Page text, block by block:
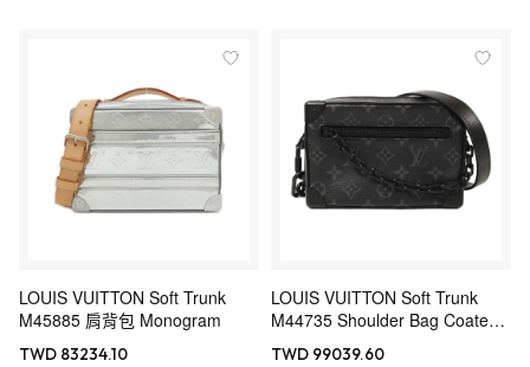
LOUIS VUITTON Soft Trunk
M45885 肩背包 Monogram
TWD 83234.10
LOUIS VUITTON Soft Trunk
M44735 Shoulder Bag Coated
Canvas
TWD 99039.60